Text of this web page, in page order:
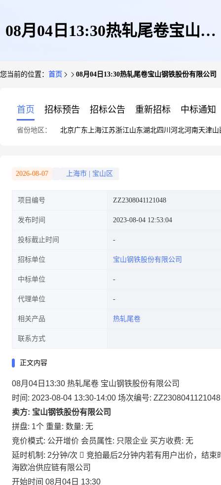
08月04日13:30热轧尾卷宝山钢
您当前的位置： 首页 08月04日13:30热轧尾卷宝山钢铁股份有限公司
首页 招标预告 招标公告 重新招标 中标通知
省份地区： 北京广东 上海江苏浙江山东湖北四川 河北河南天津山
2026-08-07 上海市 宝山区
项目编号 ZZ2308041121048
发布时间 2023-08-04 12:53:04
投标截止时间
招标单位 宝山钢铁股份有限公司
中标单位
代理单位
相关产品 热轧尾卷
联系方式
正文内容
08月04日13:30 热轧尾卷 宝山钢铁股份有限公司
时间: 2023-08-04 13:30-14:00 场次编号: ZZ2308041121048
卖方: 宝山钢铁股份有限公司
拼盘: 1个 重量: 数量: 无
竞价模式: 公开增价 会员属性: 只限企业 买方收费: 无
延时机制: 2分钟/次  竞拍最后2分钟内若有用户出价，结
海欧冶供应链有限公司
开始时间 08月04日 13:30